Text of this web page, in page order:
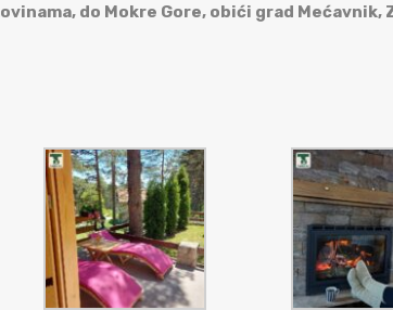
do Mokre Gore, obići grad Mećavnik,